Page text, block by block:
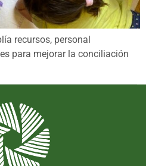
recursos, personal
para mejorar la conciliación